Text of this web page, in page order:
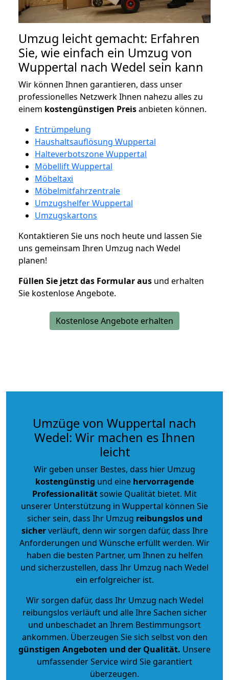
Umzug leicht gemacht: Erfahren
Sie, wie einfach ein Umzug von
Wuppertal nach Wedel sein kann
Wir können Ihnen garantieren, dass unser
professionelles Netzwerk Ihnen nahezu alles zu
einem kostengünstigen Preisanbieten können.
Entrümpelung
Haushaltsauflösung Wuppertal
Halteverbotszone Wuppertal
Möbellift Wuppertal
Möbeltaxi
Möbelmitfahrzentrale
Umzugshelfer Wuppertal
Umzugskartons
Kontaktieren Sie uns noch heute und lassen Sie
uns gemeinsam Ihren Umzug nach Wedel
planen!
Füllen Sie jetzt das Formular aus und erhalten
Sie kostenlose Angebote.
Kostenlose Angebote erhalten
Umzüge von Wuppertal nach
Wedel: Wir machen es Ihnen
leicht
Wir geben unser Bestes, dass hier Umzug
kostengünstig und eine hervorragende
Professionalitätsowie Qualität bietet. Mit
unserer Unterstützung in Wuppertal können Sie
sicher sein, dass Ihr Umzug reibungslos und
sicherverläuft, denn wir sorgen dafür, dass Ihre
Anforderungen und Wünsche erfüllt werden. Wir
haben die besten Partner, um Ihnen zu helfen
und sicherzustellen, dass Ihr Umzug nach Wedel
ein erfolgreicher ist.
Wir sorgen dafür, dass Ihr Umzug nach Wedel
reibungslos verläuft und alle Ihre Sachen sicher
und unbeschadet an Ihrem Bestimmungsort
ankommen. Überzeugen Sie sich selbst von den
günstigen Angeboten und der Qualität. Unsere
umfassender Service wird Sie garantiert
überzeugen.